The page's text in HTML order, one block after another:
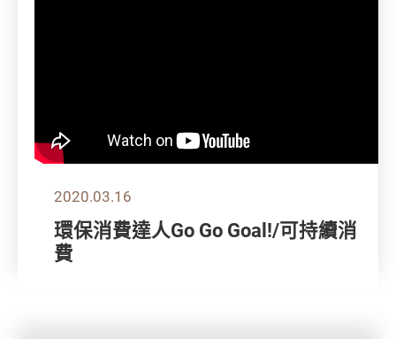
2020.03.16
環保消費達人Go Go Goal!/可持續消
費